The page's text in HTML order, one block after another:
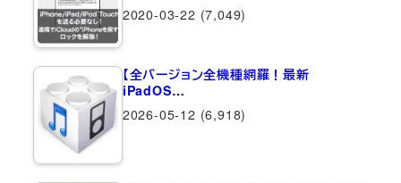
2020-03-22 (7,049)
【全バージョン全機種網羅！最新
iPadOS…
2026-05-12 (6,918)